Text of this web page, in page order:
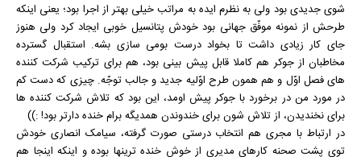
شوی جدیدی بود ولی به نظرم ایده به مراتب خیلی بهتر از اجرا بود؛ یعنی اینکه
طرحش از نمونه موفّق جهانی بود خودش پتانسیل خوبی ایجاد کرد ولی هنوز
جای کار زیادی داشت تا بخواد درست بومی سازی بشه. استقبال گسترده
مخاطبان از جوکر هم کاملا قابل پیش بینی بود، هم برای ترکیب شرکت کننده
های فصل اوّل و هم همون طرح اوّلیه جدید و جالب توجّه. چیزی که دست کم
در مورد من در برخورد با جوکر پیش اومد، این بود که تلاش شرکت کننده ها
برای نخندیدن، از تلاش شون برای خندوندن همدیگه برام خنده دارتر بود! :))
در ارتباط با مجری هم انتخاب درستی صورت گرفته، سیامک انصاری خودش
توی پشت صحنه کارهای مدیری از خوش خنده ترینها بوده و اینکه اینجا هم